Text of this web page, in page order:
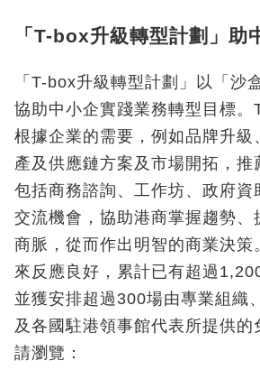
「T-box升級轉型計劃」助
「T-box升級轉型計劃」以「沙
協助中小企實踐業務轉型目標。
根據企業的需要，例如品牌升級
產及供應鏈方案及市場開拓，推
包括商務諮詢、工作坊、政府資
交流機會，協助港商掌握趨勢、
商脈，從而作出明智的商業決策
來反應良好，累計已有超過
並獲安排超過300場由專業組織
及各國駐港領事館代表所提供的
請瀏覽：